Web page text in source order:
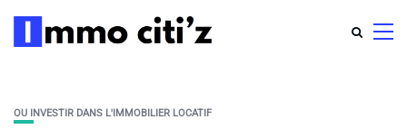
OU INVESTIR DANS L'IMMOBILIER LOCATIF